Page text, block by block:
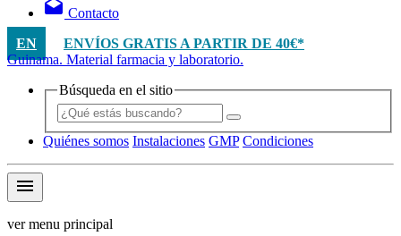
drafts Contacto
EN
ENVÍOS GRATIS A PARTIR DE 40€*
Guinama. Material farmacia y laboratorio.
Búsqueda en el sitio
Quiénes somos Instalaciones GMP Condiciones
menu
ver menu principal